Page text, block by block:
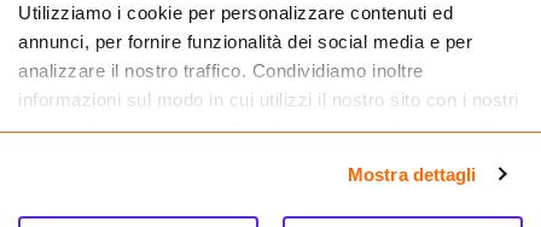
Utilizziamo i cookie per personalizzare contenuti ed
annunci, per fornire funzionalità dei social media e per
analizzare il nostro traffico. Condividiamo inoltre
informazioni sul modo in cui utilizzi il nostro sito con i nostri
partner che si occupano di analisi dei dati web, pubblicità e
informazioni che hai fornito loro o che hanno raccolto dal
tuo utilizzo dei loro servizi.
Mostra dettagli